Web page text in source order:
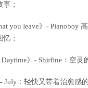
；
you leave》-
；
Daytime》- Shirfine：空
- July：轻快又带着治愈感